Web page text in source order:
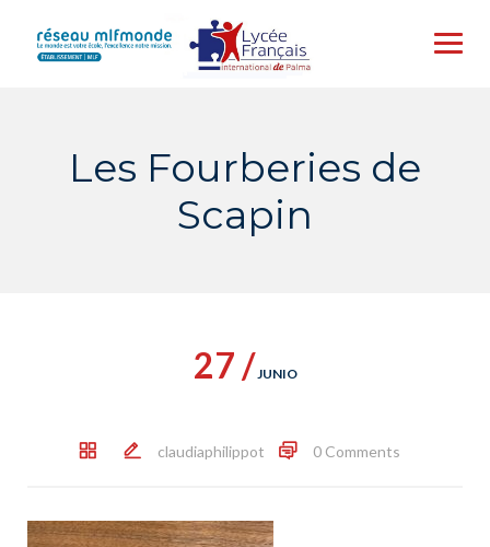
content
Les Fourberies de
Scapin
27 /JUNIO
claudiaphilippot 0 Comments